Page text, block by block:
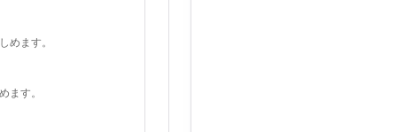
めます。
ます。